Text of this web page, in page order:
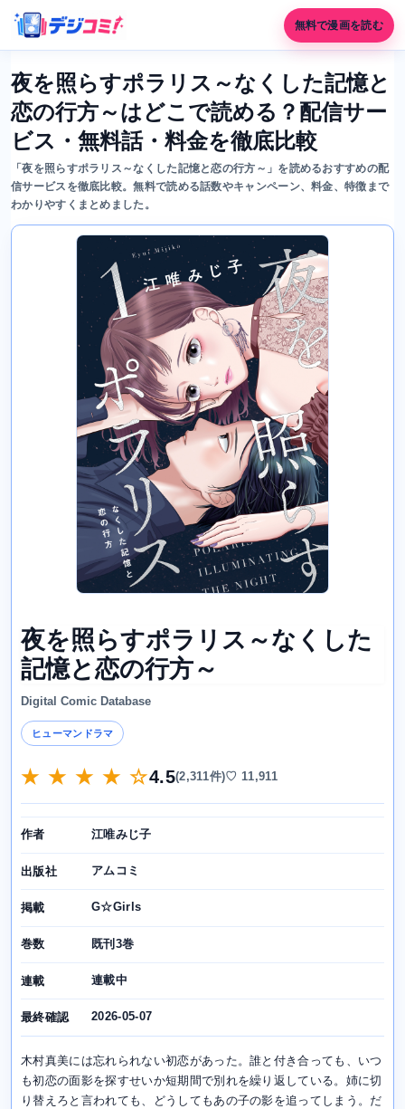
無料で漫画を読む
夜を照らすポラリス～なくした記憶と
恋の行方～はどこで読める？配信サー
ビス・無料話・料金を徹底比較
「夜を照らすポラリス～なくした記憶と恋の行方～」を読めるおすすめの配
信サービスを徹底比較。無料で読める話数やキャンペーン、料金、特徴まで
わかりやすくまとめました。
夜を照らすポラリス～なくした
記憶と恋の行方～
Digital Comic Database
ヒューマンドラマ
★ ★ ★ ★ ☆4.5(2,311件)♡ 11,911
作者 江唯みじ子
出版社 アムコミ
掲載 G☆Girls
巻数 既刊3巻
連載 連載中
最終確認 2026-05-07
木村真美には忘れられない初恋があった。誰と付き合っても、いつ
も初恋の面影を探すせいか短期間で別れを繰り返している。姉に切
り替えろと言われても、どうしてもあの子の影を追ってしまう。だ